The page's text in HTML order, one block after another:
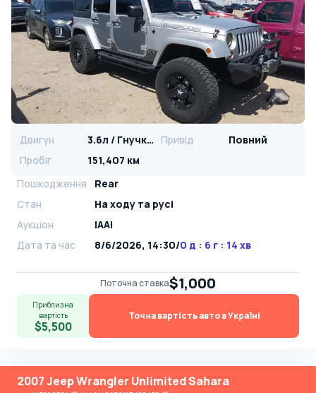
Двигун 3.6л / Гнучке паливо Привід
Повний
Пробіг
151,407 км
Пошкодження
Rear
Стан
На ​​ходу та русі
Аукціон
IAAI
Дата та час
8/6/2026, 14:30/0 д : 6 г : 14 хв
Поточна ставка$1,000
Приблизна
вартість
$5,500
Точна вартість авто в Україні
2007 Jeep Wrangler Unlimited Sahara